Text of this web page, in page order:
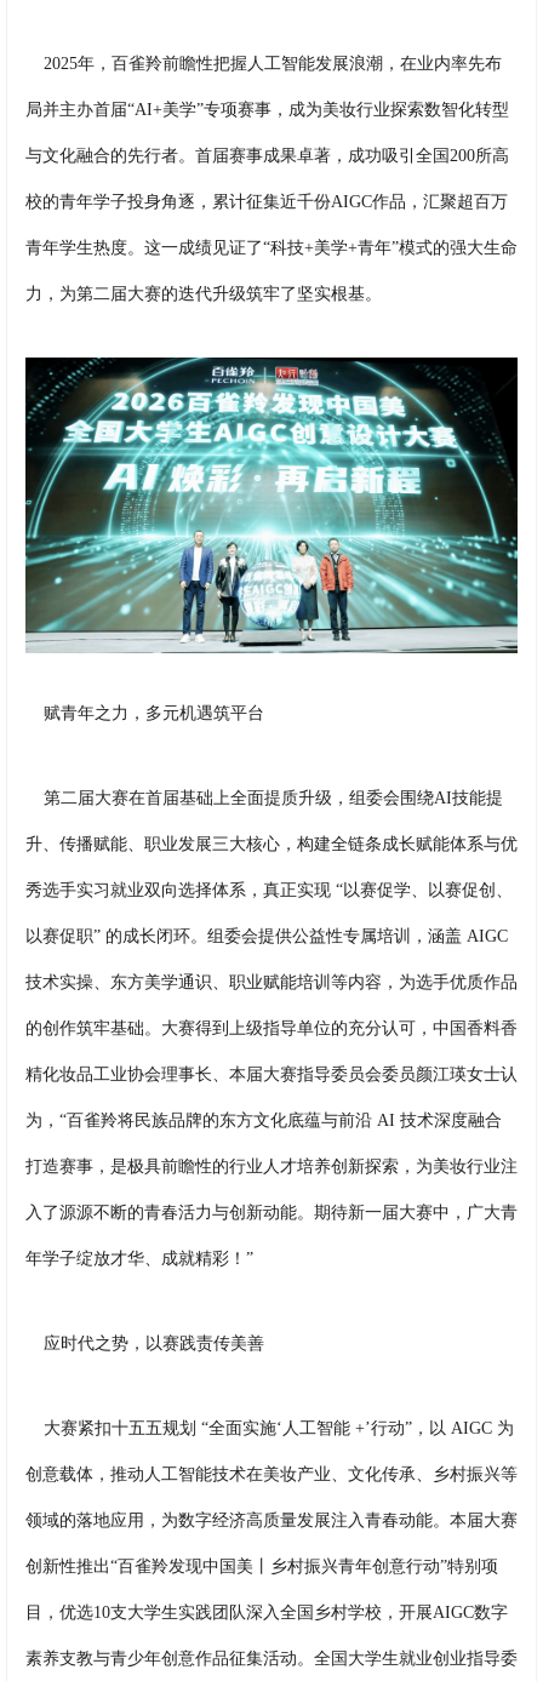
2025年，百雀羚前瞻性把握人工智能发展浪潮，在业内率先布
局并主办首届“AI+美学”专项赛事，成为美妆行业探索数智化转型
与文化融合的先行者。首届赛事成果卓著，成功吸引全国200所高
校的青年学子投身角逐，累计征集近千份AIGC作品，汇聚超百万
青年学生热度。这一成绩见证了“科技+美学+青年”模式的强大生命
力，为第二届大赛的迭代升级筑牢了坚实根基。
赋青年之力，多元机遇筑平台
第二届大赛在首届基础上全面提质升级，组委会围绕AI技能提
升、传播赋能、职业发展三大核心，构建全链条成长赋能体系与优
秀选手实习就业双向选择体系，真正实现 “以赛促学、以赛促创、
以赛促职” 的成长闭环。组委会提供公益性专属培训，涵盖 AIGC
技术实操、东方美学通识、职业赋能培训等内容，为选手优质作品
的创作筑牢基础。大赛得到上级指导单位的充分认可，中国香料香
精化妆品工业协会理事长、本届大赛指导委员会委员颜江瑛女士认
为，“百雀羚将民族品牌的东方文化底蕴与前沿 AI 技术深度融合
打造赛事，是极具前瞻性的行业人才培养创新探索，为美妆行业注
入了源源不断的青春活力与创新动能。期待新一届大赛中，广大青
年学子绽放才华、成就精彩！”
应时代之势，以赛践责传美善
大赛紧扣十五五规划 “全面实施‘人工智能 +’行动”，以 AIGC 为
创意载体，推动人工智能技术在美妆产业、文化传承、乡村振兴等
领域的落地应用，为数字经济高质量发展注入青春动能。本届大赛
创新性推出“百雀羚发现中国美丨乡村振兴青年创意行动”特别项
目，优选10支大学生实践团队深入全国乡村学校，开展AIGC数字
素养支教与青少年创意作品征集活动。全国大学生就业创业指导委